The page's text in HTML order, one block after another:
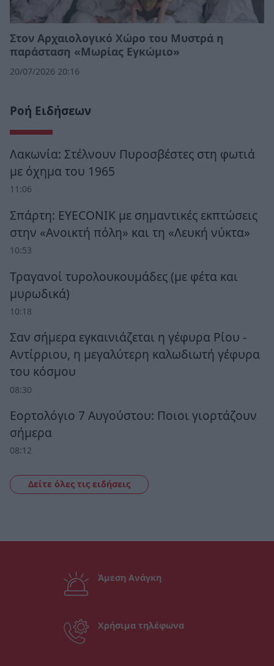
Στον Αρχαιολογικό Χώρο του Μυστρά η
παράσταση «Μωρίας Εγκώμιο»
20/07/2026 20:16
Ροή Ειδήσεων
Λακωνία: Στέλνουν Πυροσβέστες στη φωτιά
με όχημα του 1965
11:06
Σπάρτη: EYECONIK με σημαντικές εκπτώσεις
στην «Ανοικτή πόλη» και τη «Λευκή νύκτα»
10:53
Τραγανοί τυρολουκουμάδες (με φέτα και
μυρωδικά)
10:18
Σαν σήμερα εγκαινιάζεται η γέφυρα Ρίου -
Αντίρριου, η μεγαλύτερη καλωδιωτή γέφυρα
του κόσμου
08:30
Εορτολόγιο 7 Αυγούστου: Ποιοι γιορτάζουν
σήμερα
08:12
Δείτε όλες τις ειδήσεις
Άμεση Ανάγκη
Χρήσιμα τηλέφωνα